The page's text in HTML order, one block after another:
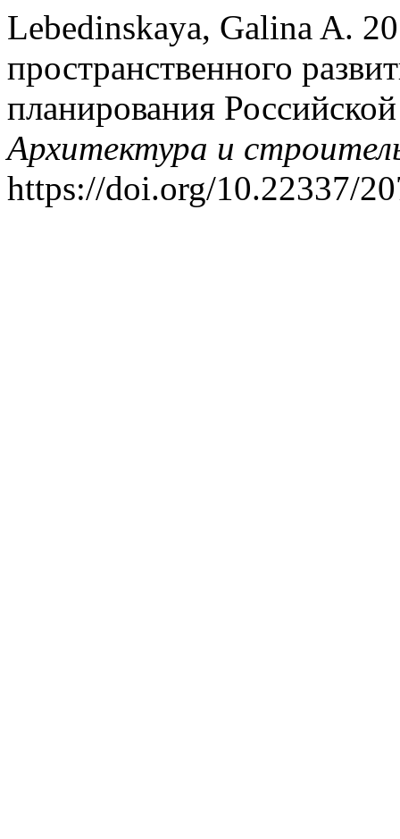
Lebedinskaya, Galina A.
пространственного
планирования
Архитектура и
https://doi.org/10.22337/